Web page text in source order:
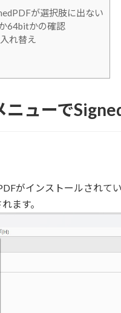
が選択肢に出ない
64bitかの確認
れ替え
ューで
がインストールされ
ます。